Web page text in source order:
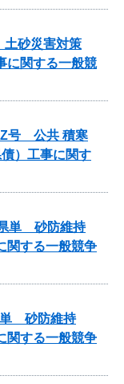
土砂災害対策
に関する一般競
号 公共 積寒
）工事に関す
単 砂防維持
関する一般競争
単 砂防維持
関する一般競争